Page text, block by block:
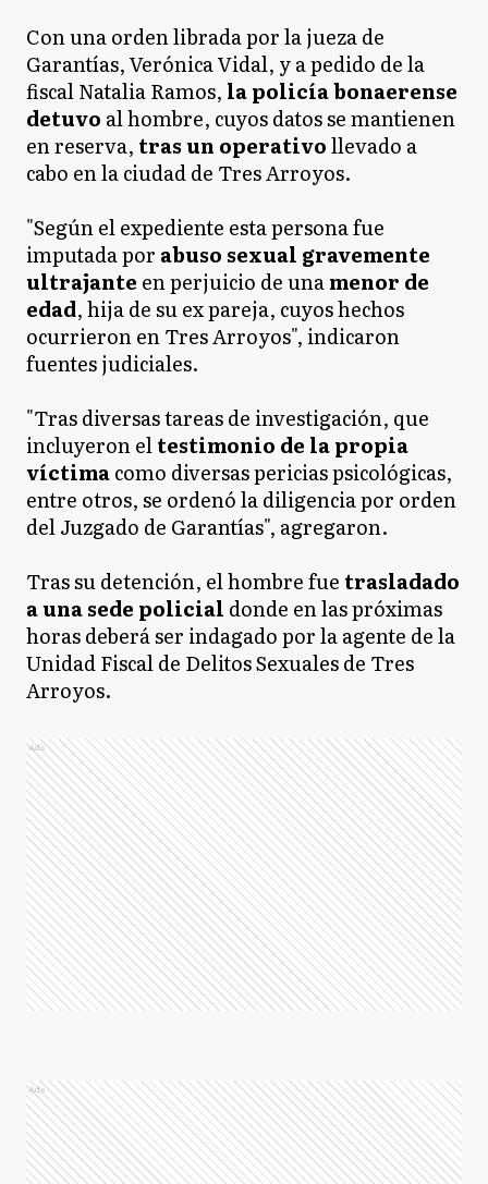
Con una orden librada por la jueza de
Garantías, Verónica Vidal, y a pedido de la
fiscal Natalia Ramos, la policía bonaerense
detuvo al hombre, cuyos datos se mantienen
en reserva, tras un operativollevado a
cabo en la ciudad de Tres Arroyos.
"Según el expediente esta persona fue
imputada por abuso sexual gravemente
ultrajante en perjuicio de unamenor de
edad, hija de su ex pareja, cuyos hechos
ocurrieron en Tres Arroyos", indicaron
fuentes judiciales.
"Tras diversas tareas de investigación, que
incluyeron eltestimonio de la propia
víctimacomo diversas pericias psicológicas,
entre otros, se ordenó la diligencia por orden
del Juzgado de Garantías", agregaron.
Tras su detención, el hombre fue trasladado
a una sede policial donde en las próximas
horas deberá ser indagado por la agente de la
Unidad Fiscal de Delitos Sexuales de Tres
Arroyos.
Ads
Ads